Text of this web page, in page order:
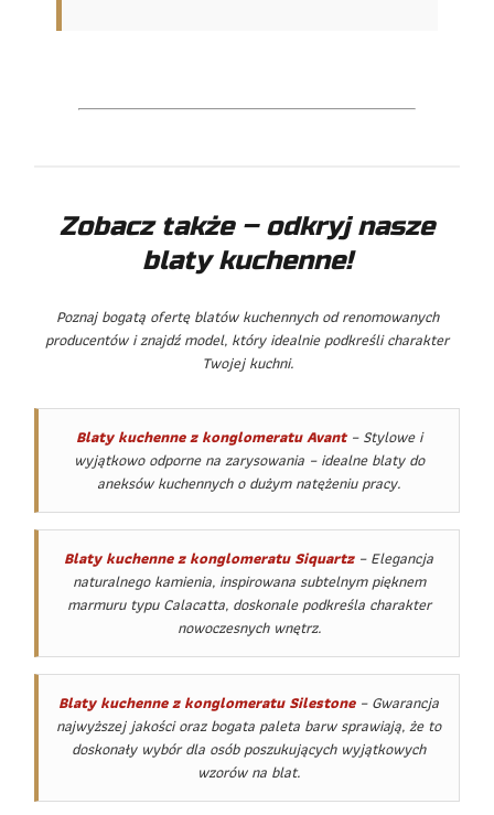
Zobacz także – odkryj nasze
blaty kuchenne!
Poznaj bogatą ofertę blatów kuchennych od renomowanych
producentów i znajdź model, który idealnie podkreśli charakter
Twojej kuchni.
Blaty kuchenne z konglomeratu Avant – Stylowe i
wyjątkowo odporne na zarysowania – idealne blaty do
aneksów kuchennych o dużym natężeniu pracy.
Blaty kuchenne z konglomeratu Siquartz– Elegancja
naturalnego kamienia, inspirowana subtelnym pięknem
marmuru typu Calacatta, doskonale podkreśla charakter
nowoczesnych wnętrz.
Blaty kuchenne z konglomeratu Silestone– Gwarancja
najwyższej jakości oraz bogata paleta barw sprawiają, że to
doskonały wybór dla osób poszukujących wyjątkowych
wzorów na blat.